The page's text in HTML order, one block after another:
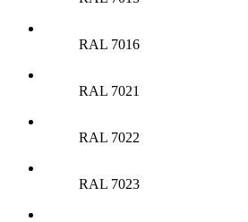
RAL 7016
RAL 7021
RAL 7022
RAL 7023